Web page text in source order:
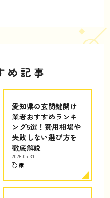
め記事
愛知県の玄関鍵開け
業者おすすめランキ
ング5選！費用相場や
失敗しない選び方を
徹底解説
2026.05.31
家